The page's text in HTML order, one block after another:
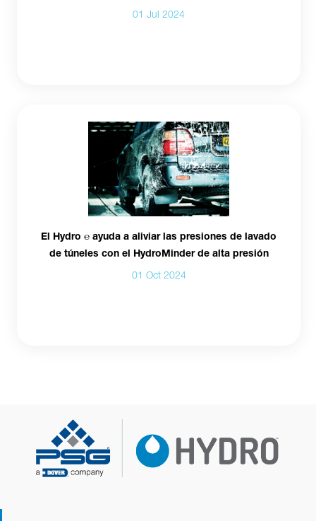
01 Jul 2024
El Hydro ℮ ayuda a aliviar las presiones de lavado
de túneles con el HydroMinder de alta presión
01 Oct 2024